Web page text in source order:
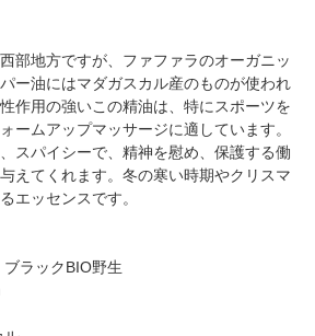
部地方ですが、ファファラのオーガニッ
ー油にはマダガスカル産のものが使われ
作用の強いこの精油は、特にスポーツを
ームアップマッサージに適しています。
スパイシーで、精神を慰め、保護する働
えてくれます。冬の寒い時期やクリスマ
エッセンスです。
ラックBIO野生